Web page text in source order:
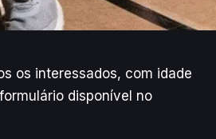
os interessados, com idade
disponível no